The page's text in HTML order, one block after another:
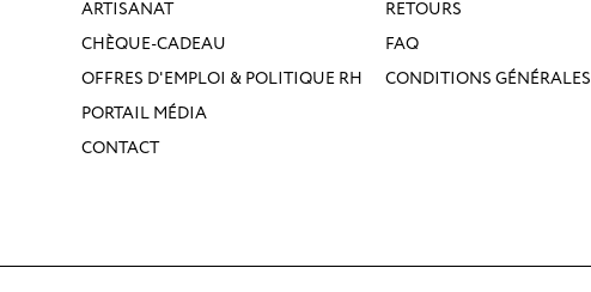
ARTISANAT
CHÈQUE-CADEAU
OFFRES D'EMPLOI & POLITIQUE RH
PORTAIL MÉDIA
CONTACT
RETOURS
FAQ
CONDITIONS GÉNÉRALES